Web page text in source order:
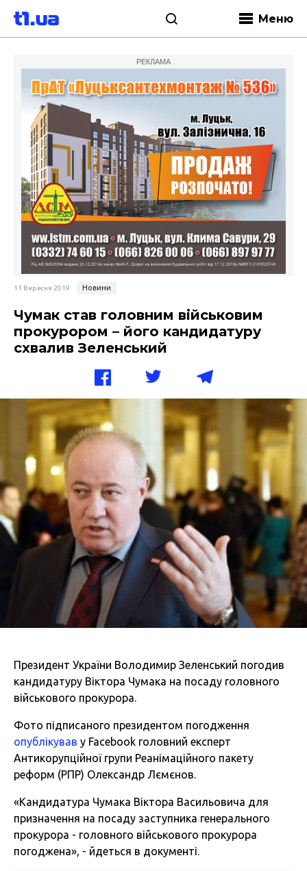
Меню
РЕКЛАМА
11 Вересня 2019 Новини
Чумак став головним військовим
прокурором – його кандидатуру
схвалив Зеленський
Президент України Володимир Зеленський погодив
кандидатуру Віктора Чумака на посаду головного
військового прокурора.
Фото підписаного президентом погодження
опублікував у Facebook головний експерт
Антикорупційної групи Реанімаційного пакету
реформ (РПР) Олександр Лємєнов.
«Кандидатура Чумака Віктора Васильовича для
призначення на посаду заступника генерального
прокурора - головного військового прокурора
погоджена», - йдеться в документі.